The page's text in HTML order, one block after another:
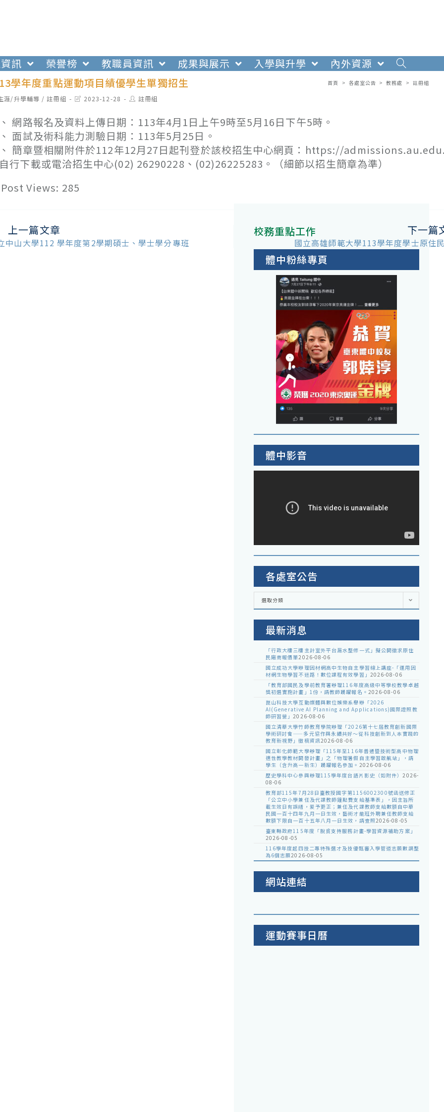
訊 榮譽榜 教職員資訊 成果與展示 入學與升學
內外資源
學年度重點運動項目績優學生單獨招生
首頁 > 各處室公告 > 教務處 > 註冊組
涯/升學輔導 / 註冊組
Post2023-12-28
Post註冊組
網路報名及資料上傳日期：113年4月1日上午9時至5月16日下午5時。
面試及術科能力測驗日期：113年5月25日。
簡章暨相關附件於112年12月27日起刊登於該校招生中心網頁：https://
行下載或電洽招生中心(02) 26290228、(02)26225283。（細節以招生簡章為準）
Post Views: 285
上一篇文章
中山大學112 學年度第2學期碩士、學士學分專班
下一篇
國立高雄師範大學113學年度學士原住
校務重點工作
體中粉絲專頁
體中影音
各處室公告
各
室
選取分類
最新消息
「行政大樓三樓主計室外平台漏水整修一式」擬公開徵求原住
民廠商報價單2026-08-06
國立成功大學辦理因材網高中生物自主學習線上講座-「運用因
材網生物學習不迷路！數位課程有效學習」 2026-08-06
「教育部國民及學前教育署辦理116年度高級中等學校教學卓越
獎初選實施計畫」1份，請教師踴躍報名。 2026-08-06
崑山科技大學互動媒體與數位娛樂系舉辦「2026
AI(Generative AI Planning and Applications)國際證照教
師研習營」2026-08-06
國立清華大學竹師教育學院辦理「2026第十七屆教育創新國際
學術研討會——多元協作與永續共好～從科技創新到人本實踐的
教育新視野」徵稿資訊2026-08-06
國立彰化師範大學辦理「115年至116年普通暨技術型高中物理
適性教學教材開發計畫」之「物理暑假自主學習啟航站」，請
學生（含升高一新生）踴躍報名參加。 2026-08-06
歷史學科中心參與辦理115學年度台語片影史（如附件）2026-
08-06
教育部115年7月28日臺教授國字第1156002300號函送修正
「公立中小學兼任及代課教師鐘點費支給基準表」，因主旨所
載生效日有誤繕，爰予更正；兼任及代課教師支給數額自中華
民國一百十四年九月一日生效，藝術才能班外聘兼任教師支給
數額下限自一百十五年八月一日生效，請查照2026-08-05
臺東縣政府115年度「脫貧支持服務計畫-學習資源補助方案」
2026-08-05
116學年度起四技二專特殊選才及技優甄審入學管道志願數調整
為6個志願2026-08-05
網站連結
運動賽事日曆